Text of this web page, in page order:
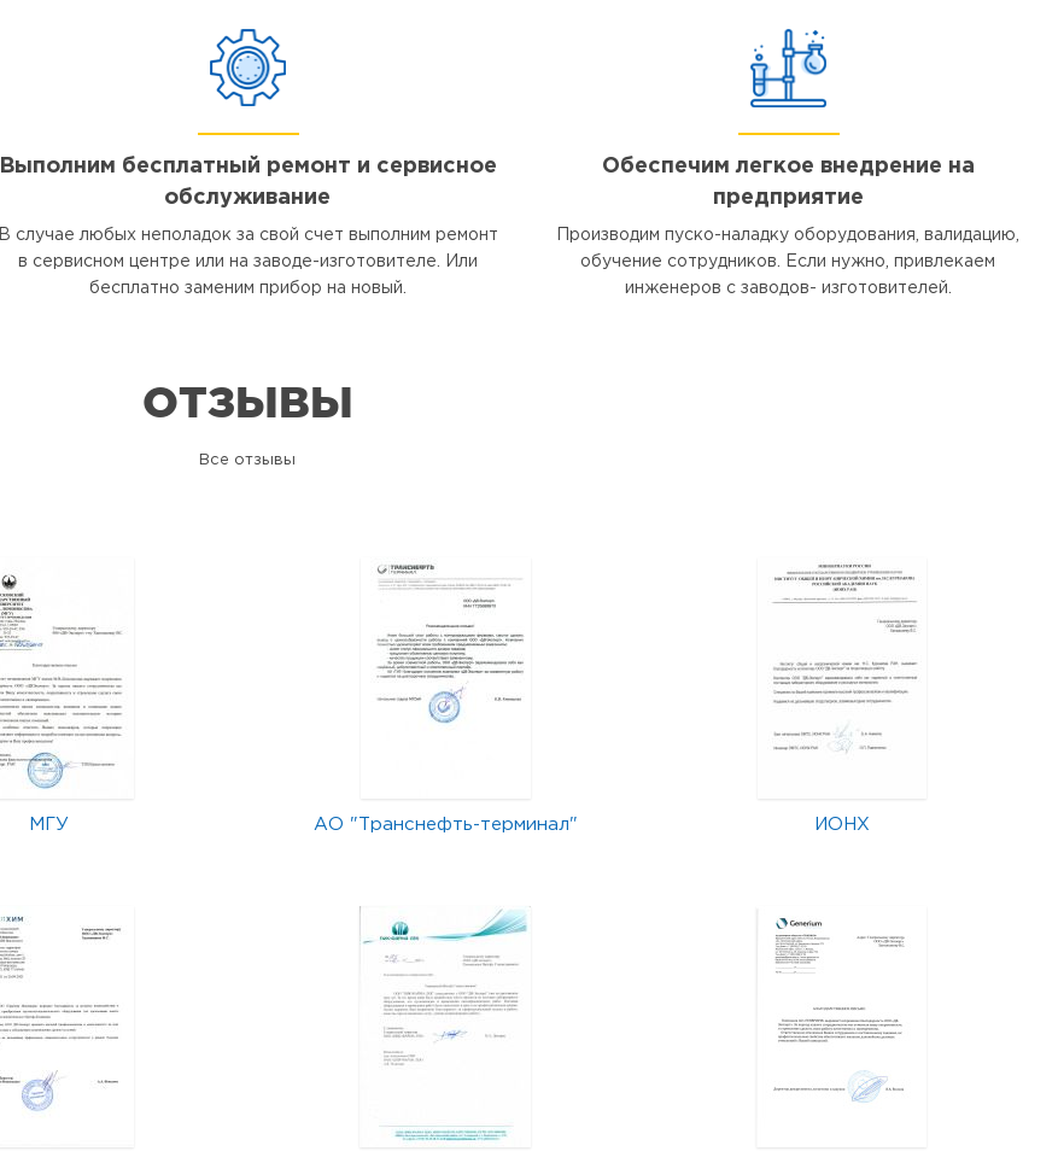
Выполним бесплатный ремонт и сервисное
обслуживание
В случае любых неполадок за свой счет выполним ремонт
в сервисном центре или на заводе-изготовителе. Или
бесплатно заменим прибор на новый.
Обеспечим легкое внедрение на
предприятие
Производим пуско-наладку оборудования, валидацию,
обучение сотрудников. Если нужно, привлекаем
инженеров с заводов- изготовителей.
ОТЗЫВЫ
Все отзывы
МГУ АО "Транснефть-терминал" ИОНХ